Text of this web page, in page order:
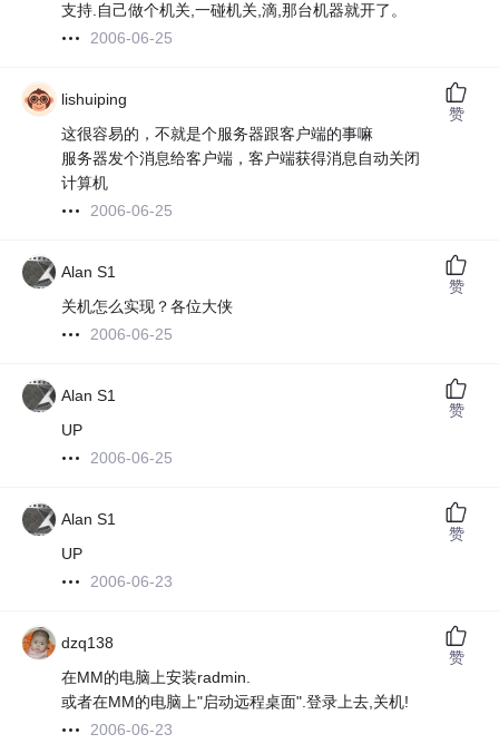
支持.自己做个机关,一碰机关,滴,那台机器就开了。
2006-06-25
lishuiping
这很容易的，不就是个服务器跟客户端的事嘛
服务器发个消息给客户端，客户端获得消息自动关闭
计算机
2006-06-25
赞
Alan S1
关机怎么实现？各位大侠
2006-06-25
赞
Alan S1
UP
2006-06-25
赞
Alan S1
UP
2006-06-23
赞
dzq138
在MM的电脑上安装radmin.
或者在MM的电脑上"启动远程桌面".登录上去,关机!
2006-06-23
赞